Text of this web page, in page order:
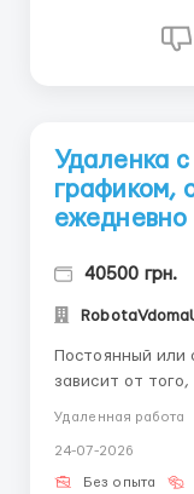
Удаленка
графиком,
ежедневно
40500 грн.
Постоянный или
зависит от
График
обучение. От Вас требуется наличие ПК,
усидчивость и
Удаленная работа
24-07-2026
Без опыта